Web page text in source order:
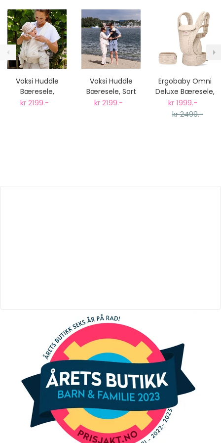
Voksi Huddle
Bæresele,
Cream
kr 2199.-
Voksi Huddle
Bæresele, Sort
kr 2199.-
Ergobaby Omni
Deluxe Bæresele,
Natural Beige
Mesh
kr 1999.-
kr 2499.-